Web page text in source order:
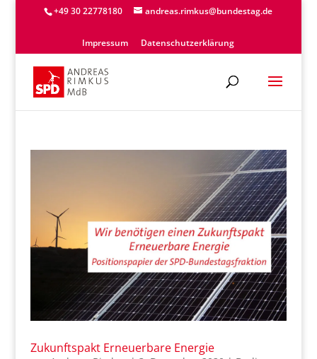
+49 30 22778180 andreas.rimkus@bundestag.de
Impressum Datenschutzerklärung
Zukunftspakt Erneuerbare Energie